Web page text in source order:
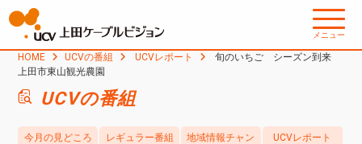
メニュー
HOME UCVの番組 UCVレポート
旬のいちご シーズン到来
上田市東山観光農園
UCVの番組
今月の見どころ レギュラー番組
地域情報チャン
UCVレポート